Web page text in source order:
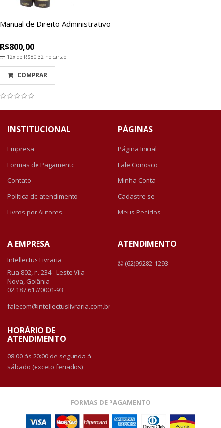
Manual de Direito Administrativo
R$800,00
12x de R$80,32 no cartão
COMPRAR
INSTITUCIONAL
Empresa
Formas de Pagamento
Contato
Política de atendimento
Livros por Autores
PÁGINAS
Página Inicial
Fale Conosco
Minha Conta
Cadastre-se
Meus Pedidos
A EMPRESA
Intellectus Livraria
Rua 802, n. 234 - Leste Vila
Nova, Goiânia
02.187.617/0001-93
falecom@intellectuslivraria.com.br
HORÁRIO DE
ATENDIMENTO
08:00 às 20:00 de segunda à
sábado (exceto feriados)
ATENDIMENTO
(62)99282-1293
FORMAS DE PAGAMENTO